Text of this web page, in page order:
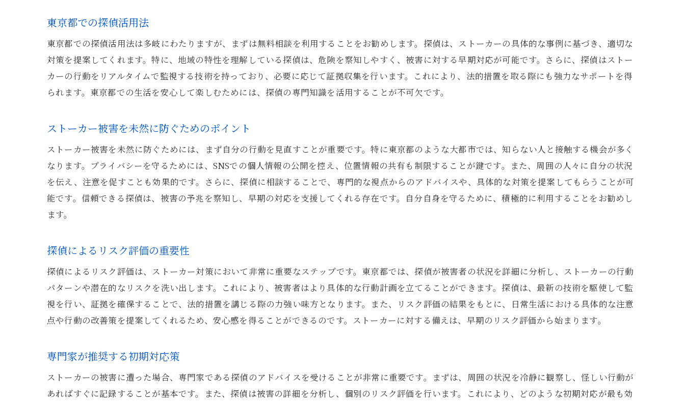
探偵が設計するリスク管理戦略
東京都特有の課題に対応した対策
ストーカーリスクを最小限に抑える方法
探偵が果たすストーカー対策の中核的役割
プロの探偵が提供する安心感の理由
探偵技術を駆使した危険予測と対策
探偵が解決する東京都特有のストーカーリスク
東京都におけるストーカーリスクの特徴
探偵が提供する地域特有の安全対策
都市部での探偵活動の重要性
東京都での安全を守る探偵の戦略
プロの探偵が提供する東京都での安心プラン
東京都での探偵活用法
東京都での探偵活用法は多岐にわたりますが、まずは無料相談を利用することをお勧めします。探偵は、ストーカーの具体的な事例に基づき、適切な
対策を提案してくれます。特に、地域の特性を理解している探偵は、危険を察知しやすく、被害に対する早期対応が可能です。さらに、探偵はストー
カーの行動をリアルタイムで監視する技術を持っており、必要に応じて証拠収集を行います。これにより、法的措置を取る際にも強力なサポートを得
られます。東京都での生活を安心して楽しむためには、探偵の専門知識を活用することが不可欠です。
ストーカー被害を未然に防ぐためのポイント
ストーカー被害を未然に防ぐためには、まず自分の行動を見直すことが重要です。特に東京都のような大都市では、知らない人と接触する機会が多く
なります。プライバシーを守るためには、SNSでの個人情報の公開を控え、位置情報の共有も制限することが鍵です。また、周囲の人々に自分の状況
を伝え、注意を促すことも効果的です。さらに、探偵に相談することで、専門的な視点からのアドバイスや、具体的な対策を提案してもらうことが可
能です。信頼できる探偵は、被害の予兆を察知し、早期の対応を支援してくれる存在です。自分自身を守るために、積極的に利用することをお勧めし
ます。
探偵によるリスク評価の重要性
探偵によるリスク評価は、ストーカー対策において非常に重要なステップです。東京都では、探偵が被害者の状況を詳細に分析し、ストーカーの行動
パターンや潜在的なリスクを洗い出します。これにより、被害者はより具体的な行動計画を立てることができます。探偵は、最新の技術を駆使して監
視を行い、証拠を確保することで、法的措置を講じる際の力強い味方となります。また、リスク評価の結果をもとに、日常生活における具体的な注意
点や行動の改善策を提案してくれるため、安心感を得ることができるのです。ストーカーに対する備えは、早期のリスク評価から始まります。
専門家が推奨する初期対応策
ストーカーの被害に遭った場合、専門家である探偵のアドバイスを受けることが非常に重要です。まずは、周囲の状況を冷静に観察し、怪しい行動が
あればすぐに記録することが基本です。また、探偵は被害の詳細を分析し、個別のリスク評価を行います。これにより、どのような初期対応が最も効